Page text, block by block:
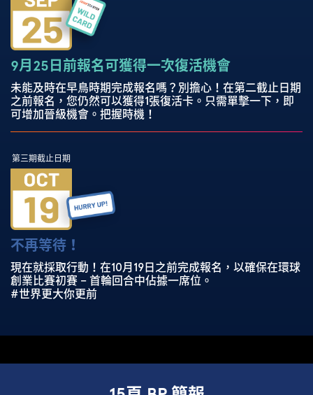
9月25日前報名可獲得一次復活機會
未能及時在早鳥時期完成報名嗎？別擔心！在第二截止日期
之前報名，您仍然可以獲得1張復活卡。只需單擊一下，即
可增加晉級機會。把握時機！
第三期截止日期
不再等待！
現在就採取行動！在10月19日之前完成報名，以確保在環球
創業比賽初賽 – 首輪回合中佔據一席位。
#世界更大你更前